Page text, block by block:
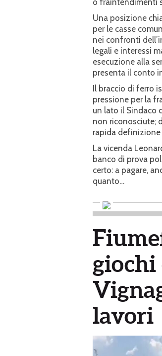
Una posizione
per le casse
nei confronti
legali e interessi
esecuzione alla
presenta il conto
Il braccio di ferro
pressione per la
un lato il Sindaco
non riconosciute;
rapida
La vicenda
banco di prova
certo: a pagare,
quanto…
giochi
lavori